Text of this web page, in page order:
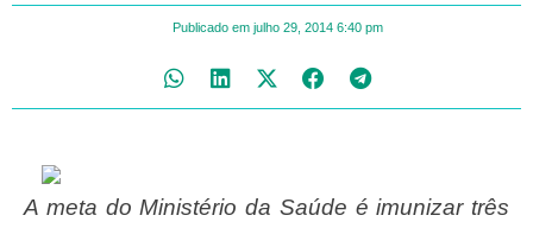
Publicado em julho 29, 2014 6:40 pm
A meta do Ministério da Saúde é imunizar três